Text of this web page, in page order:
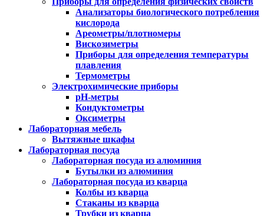
Анализаторы биологического потребления
кислорода
Ареометры/плотномеры
Вискозиметры
Приборы для определения температуры
плавления
Термометры
Электрохимические приборы
pH-метры
Кондуктометры
Оксиметры
Лабораторная мебель
Вытяжные шкафы
Лабораторная посуда
Лабораторная посуда из алюминия
Бутылки из алюминия
Лабораторная посуда из кварца
Колбы из кварца
Стаканы из кварца
Трубки из кварца